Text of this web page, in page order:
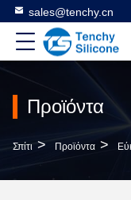
sales@tenchy.cn
Προϊόντα
Σπίτι > Προϊόντα >